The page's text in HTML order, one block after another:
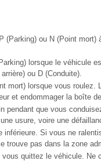
ou N (Point mort)
lorsque le véhicule
ou D (Conduite).
mort) lorsque vous roulez.
et endommager la boîte
pendant que vous
usure, voire une
Si vous ne
trouve pas dans la zone
quittez le véhicule. Ne